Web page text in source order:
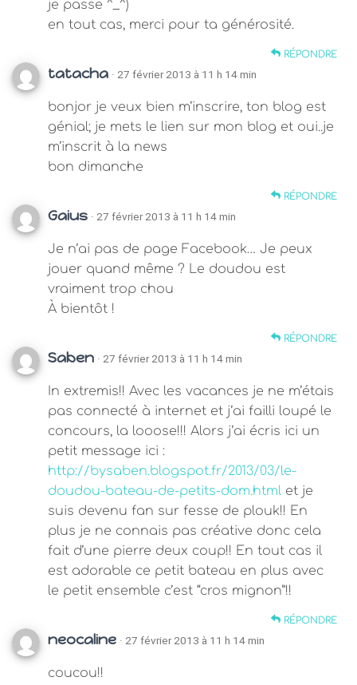
je passe ^_^)
en tout cas, merci pour ta générosité.
RÉPONDRE
tatacha · 27 février 2013 à 11 h 14 min
bonjor je veux bien m’inscrire, ton blog est
génial; je mets le lien sur mon blog et oui..je
m’inscrit à la news
bon dimanche
RÉPONDRE
Gaius · 27 février 2013 à 11 h 14 min
Je n’ai pas de page Facebook… Je peux
jouer quand même ? Le doudou est
vraiment trop chou
À bientôt !
RÉPONDRE
Saben · 27 février 2013 à 11 h 14 min
In extremis!! Avec les vacances je ne m’étais
pas connecté à internet et j’ai failli loupé le
concours, la looose!!! Alors j’ai écris ici un
petit message ici :
http://bysaben.blogspot.fr/2013/03/le-
doudou-bateau-de-petits-dom.html et je
suis devenu fan sur fesse de plouk!! En
plus je ne connais pas créative donc cela
fait d’une pierre deux coup!! En tout cas il
est adorable ce petit bateau en plus avec
le petit ensemble c’est “cros mignon”!!
RÉPONDRE
neocaline · 27 février 2013 à 11 h 14 min
coucou!!